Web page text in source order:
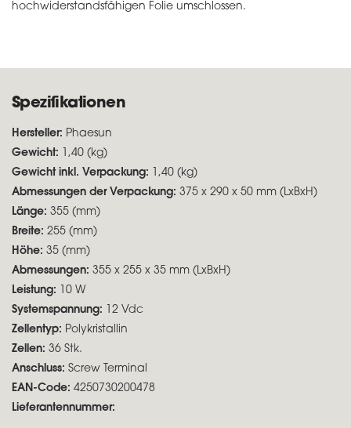
hochwiderstandsfähigen Folie umschlossen.
Spezifikationen
Hersteller: Phaesun
Gewicht: 1,40 (kg)
Gewicht inkl. Verpackung: 1,40 (kg)
Abmessungen der Verpackung: 375 x 290 x 50 mm (LxBxH)
Länge: 355 (mm)
Breite: 255 (mm)
Höhe: 35 (mm)
Abmessungen: 355 x 255 x 35 mm (LxBxH)
Leistung: 10 W
Systemspannung: 12 Vdc
Zellentyp: Polykristallin
Zellen: 36 Stk.
Anschluss: Screw Terminal
EAN-Code: 4250730200478
Lieferantennummer: